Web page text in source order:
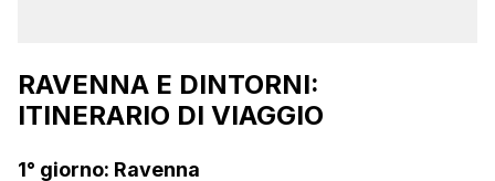
RAVENNA E DINTORNI:
ITINERARIO DI VIAGGIO
1° giorno: Ravenna